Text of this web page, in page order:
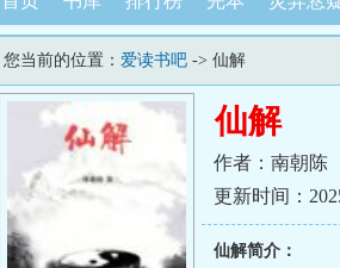
您当前的位置： 爱读书吧 -> 仙解
仙解
作者：南朝陈
更新时间：
仙解简介：